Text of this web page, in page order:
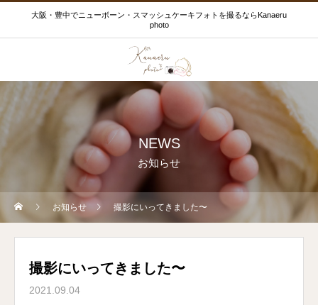
大阪・豊中でニューボーン・スマッシュケーキフォトを撮るならKanaeru
photo
NEWS
お知らせ
お知らせ 撮影にいってきました〜
撮影にいってきました〜
2021.09.04